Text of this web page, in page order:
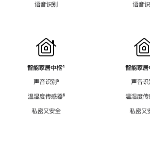
语音识别
智能家居中枢脚
⁴
声音识别脚
⁵
温湿度传感器脚
⁶
私密又安全
语音
智能家居
声音识
温湿度传
私密又